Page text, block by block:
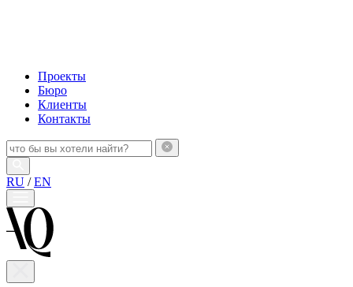
Проекты
Бюро
Клиенты
Контакты
RU / EN